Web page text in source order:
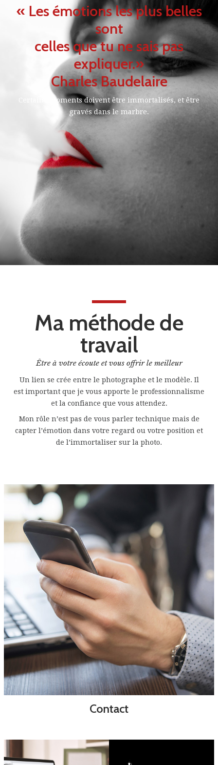
« Les émotions les plus belles
sont
celles que tu ne sais pas
expliquer.»
Charles Baudelaire
Certains moments doivent être immortalisés, et être
gravés dans le marbre.
Ma méthode de
travail
Être à votre écoute et vous offrir le meilleur
Un lien se crée entre le photographe et le modèle. Il
est important que je vous apporte le professionnalisme
et la confiance que vous attendez.
Mon rôle n’est pas de vous parler technique mais de
capter l’émotion dans votre regard ou votre position et
de l’immortaliser sur la photo.
Contact